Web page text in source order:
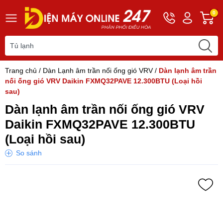
Hotline
0243
Tài
khoản
Khách
0
Trang chủ / Dàn Lạnh âm trần nối ống gió VRV/ Dàn lạnh âm trần
nối ống gió VRV Daikin FXMQ32PAVE 12.300BTU (Loại hồi
sau)
Dàn lạnh âm trần nối ống gió VRV
Daikin FXMQ32PAVE 12.300BTU
(Loại hồi sau)
So sánh